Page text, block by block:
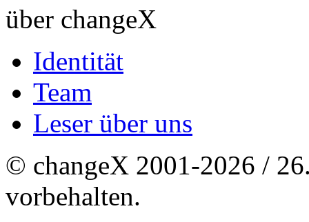
über changeX
Identität
Team
Leser über uns
© changeX 2001-2026 /
vorbehalten.